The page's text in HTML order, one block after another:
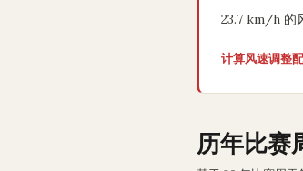
23.7 km/h 的
计算风速调整
历年比赛